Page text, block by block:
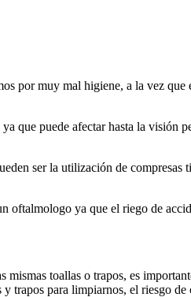
por muy mal higiene, a la vez
que puede afectar hasta la visión
ser la utilización de
oftalmologo ya que el riego de
toallas o trapos, es
trapos para limpiarnos, el riesgo de